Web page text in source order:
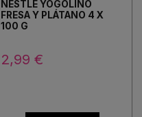
NESTLÉ YOGOLINO
FRESA Y PLÁTANO 4 X
100 G
2,99 €